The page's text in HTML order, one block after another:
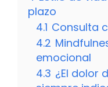
plazo
4.1 Consulta
4.2
emocional
4.3 ¿El dolor